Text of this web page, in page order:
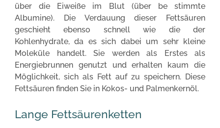
über die Eiweiße im Blut (über be stimmte
Albumine). Die Verdauung dieser Fettsäuren
geschieht ebenso schnell wie die der
Kohlenhydrate, da es sich dabei um sehr kleine
Moleküle handelt. Sie werden als Erstes als
Energiebrunnen genutzt und erhalten kaum die
Möglichkeit, sich als Fett auf zu speichern. Diese
Fettsäuren finden Sie in Kokos- und Palmenkernöl.
Lange Fettsäurenketten